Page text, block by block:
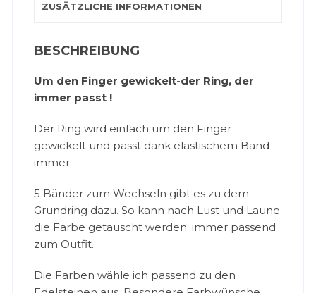
ZUSÄTZLICHE INFORMATIONEN
BESCHREIBUNG
Um den Finger gewickelt-der Ring, der
immer passt !
Der Ring wird einfach um den Finger
gewickelt und passt dank elastischem Band
immer.
5 Bänder zum Wechseln gibt es zu dem
Grundring dazu. So kann nach Lust und Laune
die Farbe getauscht werden. immer passend
zum Outfit.
Die Farben wähle ich passend zu den